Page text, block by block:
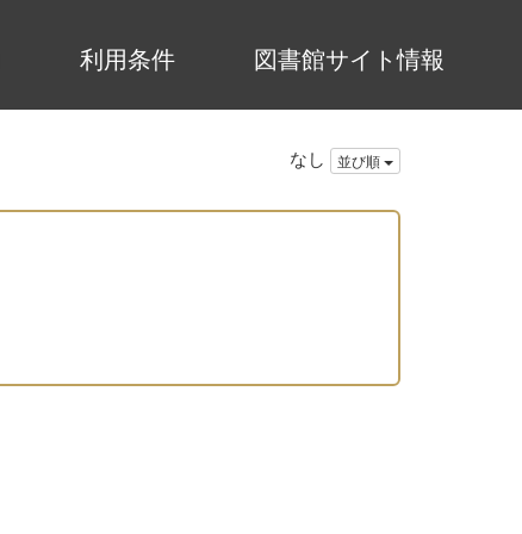
利用条件 図書館サイト情報
なし 並び順